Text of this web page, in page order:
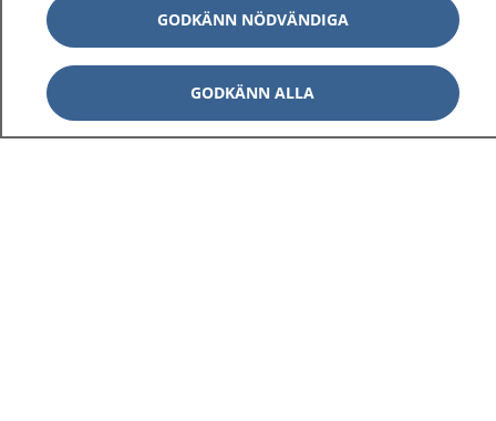
GODKÄNN NÖDVÄNDIGA
GODKÄNN ALLA